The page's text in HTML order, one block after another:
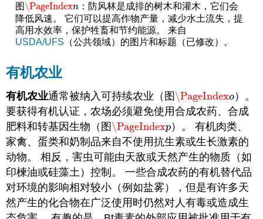
图 \PageIndexn
\PageIndexn ：防风林是成排的树木和灌木，它们会
降低风速。 它们可以提高作物产量，减少水土流失，提
高用水效率，保护牲畜和节约能源。 来自
USDA/UFS （公共领域）的图片和标题（已修改）。
有机农业
有机农业通常被纳入可持续农业（图 \PageIndexo
\PageIndexo）。
要获得有机认证，农场必须避免使用合成农药、合成
肥料和转基因生物（图 \PageIndexp
\PageIndexp）。 有机肉类、
家禽、蛋类和奶制品来自不使用抗生素或生长激素的
动物。 相反，害虫可能由天敌或天然产生的物质（如
印楝油或硅藻土）控制。 一些合成农药的有机替代品
对环境的影响相对较小（例如盐雾），但是有许多天
然产生的化合物在广泛使用时仍然对人有毒或造成生